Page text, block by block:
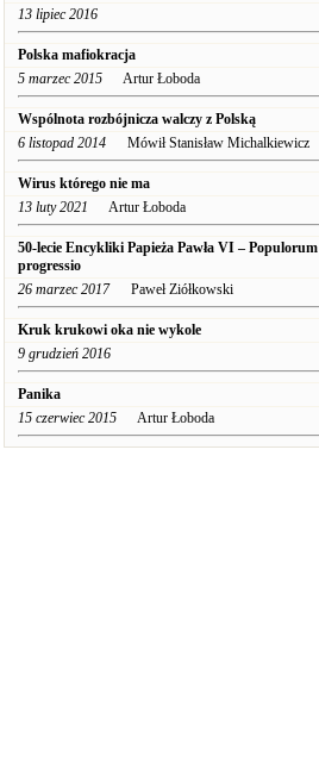
13 lipiec 2016
Polska mafiokracja
5 marzec 2015 Artur Łoboda
Wspólnota rozbójnicza walczy z Polską
6 listopad 2014 Mówił Stanisław Michalkiewicz
Wirus którego nie ma
13 luty 2021 Artur Łoboda
50-lecie Encykliki Papieża Pawła VI – Populorum
progressio
26 marzec 2017Paweł Ziółkowski
Kruk krukowi oka nie wykole
9 grudzień 2016
Panika
15 czerwiec 2015 Artur Łoboda